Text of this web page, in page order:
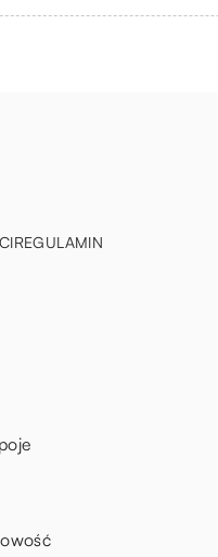
REGULAMIN